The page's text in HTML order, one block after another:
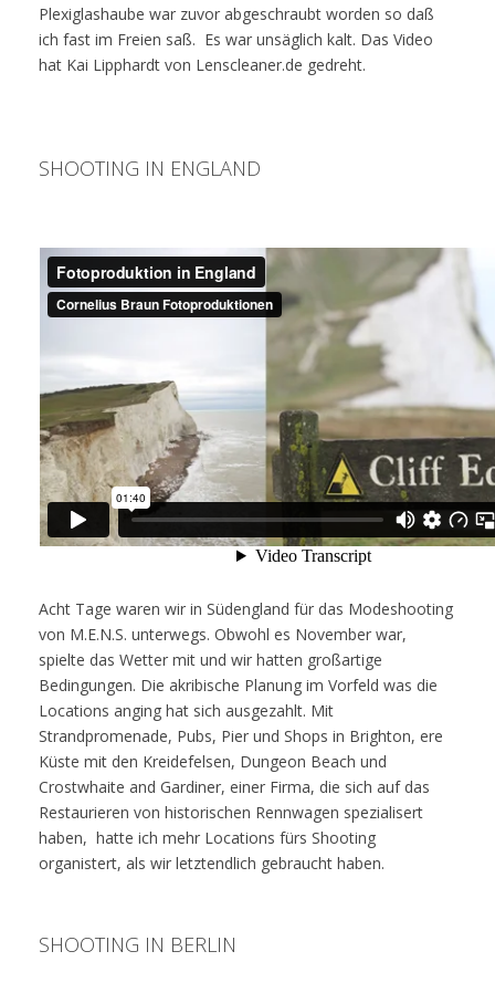
Plexiglashaube war zuvor abgeschraubt worden so daß
ich fast im Freien saß. Es war unsäglich kalt. Das Video
hat Kai Lipphardt von Lenscleaner.de gedreht.
SHOOTING IN ENGLAND
Acht Tage waren wir in Südengland für das Modeshooting
von M.E.N.S. unterwegs. Obwohl es November war,
spielte das Wetter mit und wir hatten großartige
Bedingungen. Die akribische Planung im Vorfeld was die
Locations anging hat sich ausgezahlt. Mit
Strandpromenade, Pubs, Pier und Shops in Brighton, ere
Küste mit den Kreidefelsen, Dungeon Beach und
Crostwhaite and Gardiner, einer Firma, die sich auf das
Restaurieren von historischen Rennwagen spezialisert
haben, hatte ich mehr Locations fürs Shooting
organistert, als wir letztendlich gebraucht haben.
SHOOTING IN BERLIN